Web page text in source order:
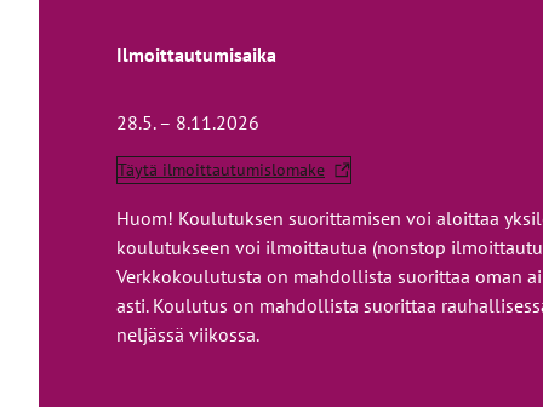
Ilmoittautumisaika
28.5. – 8.11.2026
Täytä ilmoittautumislomake
T
e
l
i
n
k
Huom! Koulutuksen suorittamisen voi aloittaa
koulutukseen voi ilmoittautua (nonstop
Verkkokoulutusta on mahdollista suorittaa oman
asti. Koulutus on mahdollista suorittaa
neljässä viikossa.